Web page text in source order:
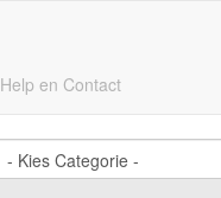
Help en Contact